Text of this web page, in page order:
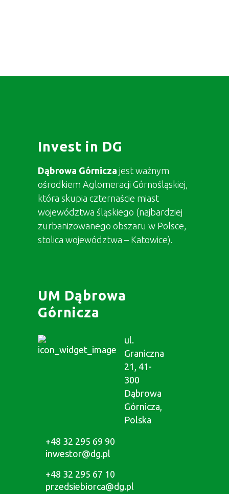
Invest in DG
Dąbrowa Górnicza jest ważnym
ośrodkiem Aglomeracji Górnośląskiej,
która skupia czternaście miast
województwa śląskiego (najbardziej
zurbanizowanego obszaru w Polsce,
stolica województwa – Katowice).
UM Dąbrowa
Górnicza
ul.
Graniczna
21, 41-
300
Dąbrowa
Górnicza,
Polska
+48 32 295 69 90
inwestor@dg.pl
+48 32 295 67 10
przedsiebiorca@dg.pl